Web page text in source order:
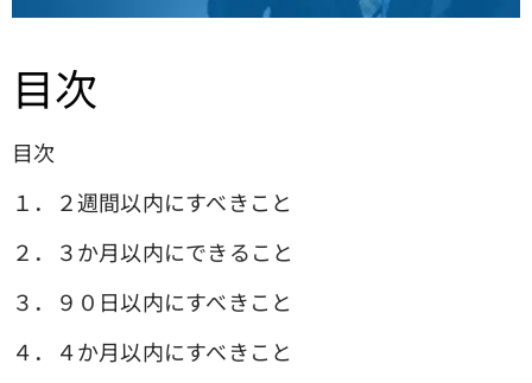
目次
目次
１．２週間以内にすべきこと
２．３か月以内にできること
３．９０日以内にすべきこと
４．４か月以内にすべきこと